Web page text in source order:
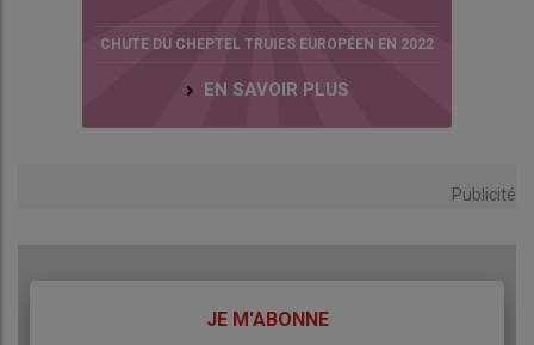
porcs par case. La station Asserva est dotée de deux trémies
avec un maximum de 40 porcs par station. La ration sèche est
individualisée avec le contrôle du plan d’alimentation et de la
croissance des animaux.« Cela permet de travailler à l’individu
porc atteint le poids cible, il est marqué d’un coup de bombe ce
avec pesées individuelles et allotement en post-sevrage,
CHUTE DU CHEPTEL TRUIES EUROPÉEN EN 2022
EN SAVOIR PLUS
Publicité
JE M'ABONNE